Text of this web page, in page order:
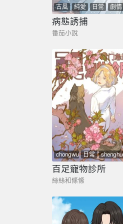
古風 純愛 日常 劇情
病態誘捕
番茄小說
chongwu 日常
wenxin
zhiyu
百足寵物診所
絲絲和絛絛